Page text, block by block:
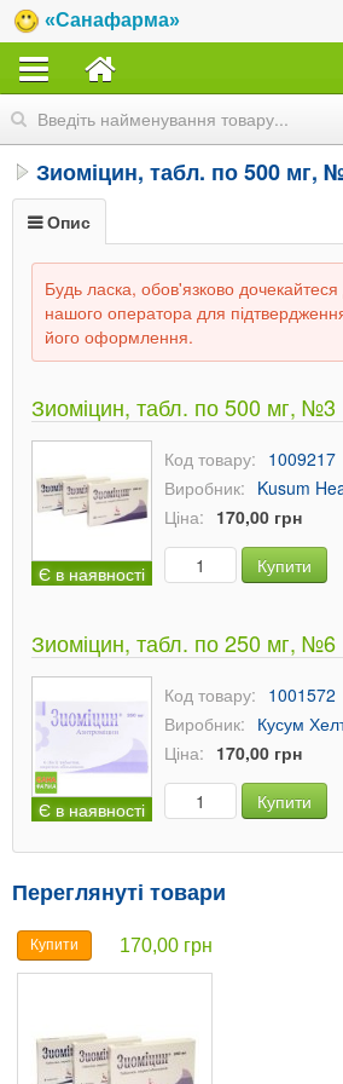
«Санафарма»
Зиоміцин, табл. по 500 мг,
Опис
Будь ласка, обов'язково дочекайтеся
нашого оператора для
його оформлення.
Зиоміцин, табл. по 500 мг, №3
Є в наявності
Код товару: 1009217
Виробник: Kusum
Ціна: 170,00 грн
Купити
Зиоміцин, табл. по 250 мг, №6
Є в наявності
Код товару: 1001572
Виробник: Кусум
Ціна: 170,00 грн
Купити
Переглянуті товари
Купити 170,00 грн